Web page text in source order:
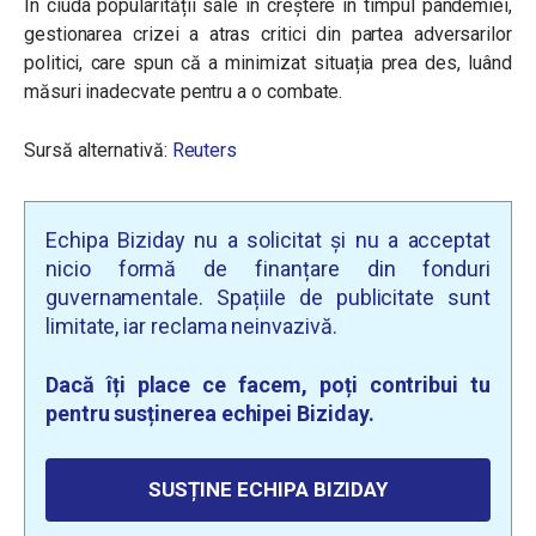
În ciuda popularității sale în creștere în timpul pandemiei,
gestionarea crizei a atras critici din partea adversarilor
politici, care spun că a minimizat situația prea des, luând
măsuri inadecvate pentru a o combate.
Sursă alternativă: Reuters
Echipa Biziday nu a solicitat și nu a acceptat
nicio formă de finanțare din fonduri
guvernamentale. Spațiile de publicitate sunt
limitate, iar reclama neinvazivă.
Dacă îți place ce facem, poți contribui tu
pentru susținerea echipei Biziday.
SUSȚINE ECHIPA BIZIDAY